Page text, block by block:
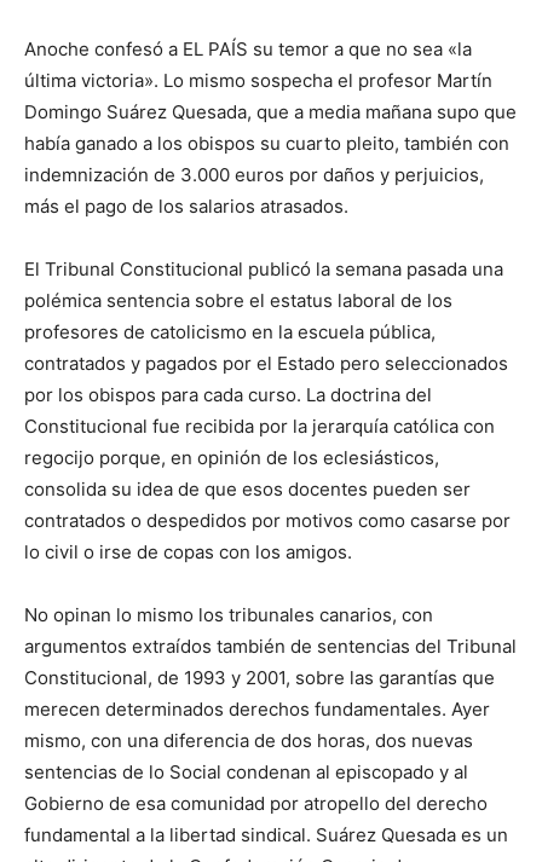
Anoche confesó a EL PAÍS su temor a que no sea «la
última victoria». Lo mismo sospecha el profesor Martín
Domingo Suárez Quesada, que a media mañana supo que
había ganado a los obispos su cuarto pleito, también con
indemnización de 3.000 euros por daños y perjuicios,
más el pago de los salarios atrasados.
El Tribunal Constitucional publicó la semana pasada una
polémica sentencia sobre el estatus laboral de los
profesores de catolicismo en la escuela pública,
contratados y pagados por el Estado pero seleccionados
por los obispos para cada curso. La doctrina del
Constitucional fue recibida por la jerarquía católica con
regocijo porque, en opinión de los eclesiásticos,
consolida su idea de que esos docentes pueden ser
contratados o despedidos por motivos como casarse por
lo civil o irse de copas con los amigos.
No opinan lo mismo los tribunales canarios, con
argumentos extraídos también de sentencias del Tribunal
Constitucional, de 1993 y 2001, sobre las garantías que
merecen determinados derechos fundamentales. Ayer
mismo, con una diferencia de dos horas, dos nuevas
sentencias de lo Social condenan al episcopado y al
Gobierno de esa comunidad por atropello del derecho
fundamental a la libertad sindical. Suárez Quesada es un